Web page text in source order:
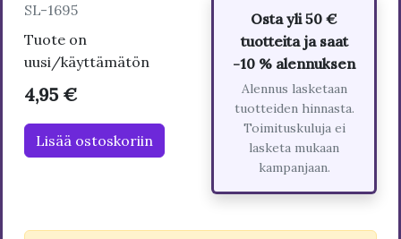
SL-1695
Tuote on
uusi/käyttämätön
4,95 €
Lisää ostoskoriin
Osta yli 50 €
tuotteita ja saat
-10 % alennuksen
Alennus lasketaan
tuotteiden hinnasta.
Toimituskuluja ei
lasketa mukaan
kampanjaan.